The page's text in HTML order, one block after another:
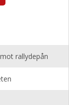
rallydepån